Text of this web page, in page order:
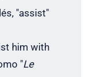
"assist"
him with
"Le